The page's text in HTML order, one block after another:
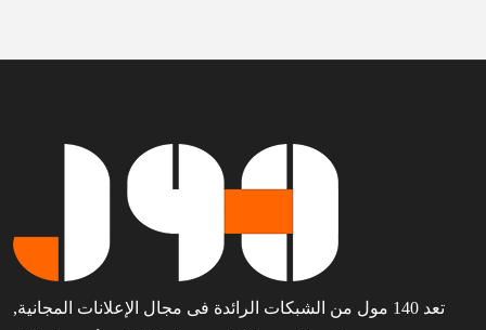
تعد 140 مول من الشبكات الرائدة فى مجال الإعلانات المجانية,